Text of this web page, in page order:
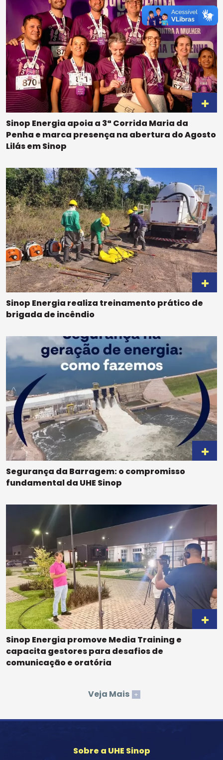
Sinop Energia apoia a 3ª Corrida Maria da
Penha e marca presença na abertura do Agosto
Lilás em Sinop
Sinop Energia realiza treinamento prático de
brigada de incêndio
Segurança da Barragem: o compromisso
fundamental da UHE Sinop
Sinop Energia promove Media Training e
capacita gestores para desafios de
comunicação e oratória
Veja Mais +
Sobre a UHE Sinop